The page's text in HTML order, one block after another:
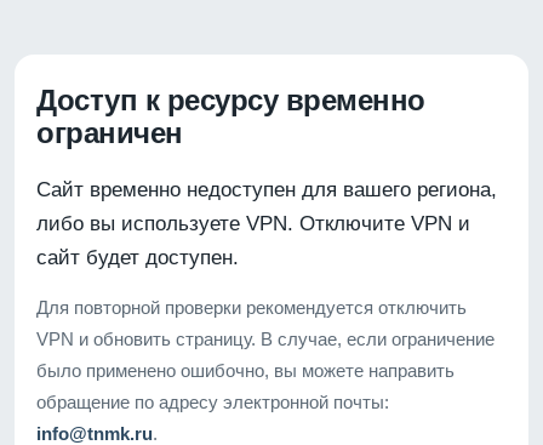
Доступ к ресурсу временно
ограничен
Сайт временно недоступен для вашего региона,
либо вы используете VPN. Отключите VPN и
сайт будет доступен.
Для повторной проверки рекомендуется отключить
VPN и обновить страницу. В случае, если ограничение
было применено ошибочно, вы можете направить
обращение по адресу электронной почты:
info@tnmk.ru.